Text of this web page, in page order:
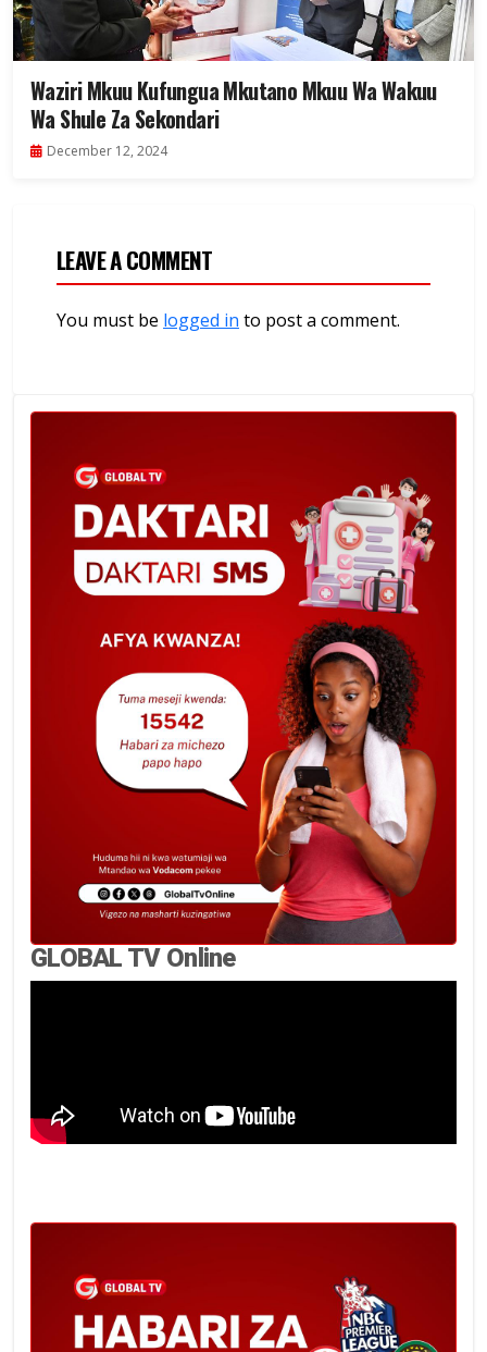
Waziri Mkuu Kufungua Mkutano Mkuu Wa Wakuu
Wa Shule Za Sekondari
December 12, 2024
LEAVE A COMMENT
You must be logged in to post a comment.
GLOBAL TV Online